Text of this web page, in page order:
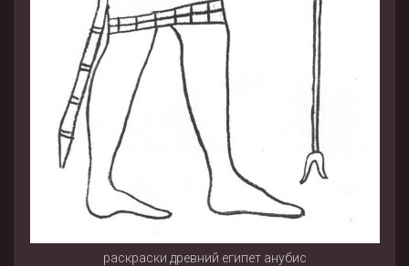
раскраски древний египет анубис